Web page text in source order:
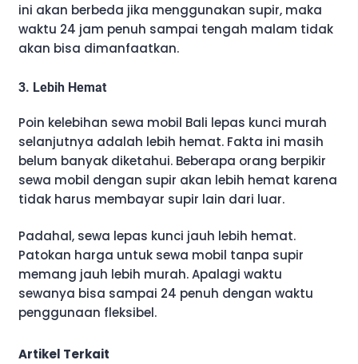
ini akan berbeda jika menggunakan supir, maka
waktu 24 jam penuh sampai tengah malam tidak
akan bisa dimanfaatkan.
3. Lebih Hemat
Poin kelebihan sewa mobil Bali lepas kunci murah
selanjutnya adalah lebih hemat. Fakta ini masih
belum banyak diketahui. Beberapa orang berpikir
sewa mobil dengan supir akan lebih hemat karena
tidak harus membayar supir lain dari luar.
Padahal, sewa lepas kunci jauh lebih hemat.
Patokan harga untuk sewa mobil tanpa supir
memang jauh lebih murah. Apalagi waktu
sewanya bisa sampai 24 penuh dengan waktu
penggunaan fleksibel.
Artikel Terkait